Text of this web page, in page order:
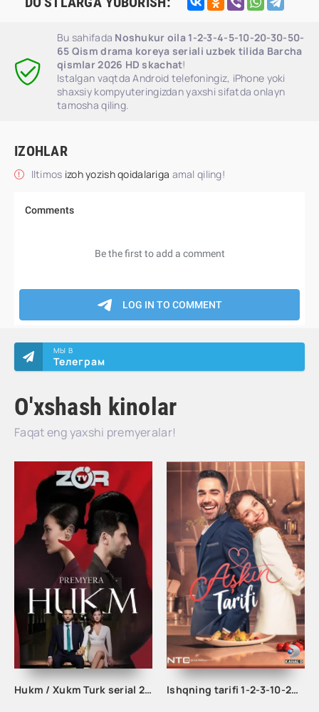
Bu sahifada Noshukur oila 1-2-3-4-5-10-20-30-50-
65 Qism drama koreya seriali uzbek tilida Barcha
qismlar 2026 HD skachat!
Istalgan vaqtda Android telefoningiz, iPhone yoki
shaxsiy kompyuteringizdan yaxshi sifatda onlayn
tamosha qiling.
IZOHLAR
Iltimos izoh yozish qoidalariga amal qiling!
O'xshash kinolar
Faqat eng yaxshi premyeralar!
МЫ В
Телеграм
Hukm / Xukm Turk serial 203. 204. 205. 206. 207. 208. 209. 210. 211. 212. 213. 214. 215 Qism Uzbek tilida Hukim Xukim Barcha qismlari Ishqning tarifi 1-2-3-10-20-30-40-50-60-70-100 qism turk serial Uzbek tilida Barcha qismlar